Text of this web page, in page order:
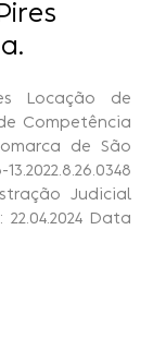
Locação de
Competência
de São
Judicial
Data